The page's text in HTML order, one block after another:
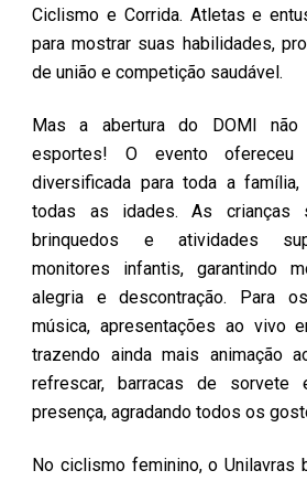
Ciclismo e Corrida. Atletas e
para mostrar suas habilidades,
de união e competição saudável.
Mas a abertura do DOMI
esportes! O evento ofereceu
diversificada para toda a
todas as idades. As crianças
brinquedos e atividades
monitores infantis, garantindo
alegria e descontração. Para
música, apresentações ao vivo
trazendo ainda mais animação
refrescar, barracas de sorvete
presença, agradando todos os
No ciclismo feminino, o Unilavras